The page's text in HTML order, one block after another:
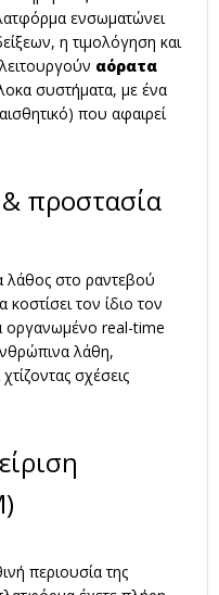
ενσωματώνει
η τιμολόγηση και
αόρατα
συστήματα, με ένα
που αφαιρεί
προστασία
λάθος στο ραντεβού
τον ίδιο τον
οργανωμένο real-time
λάθη,
σχέσεις
περιουσία της